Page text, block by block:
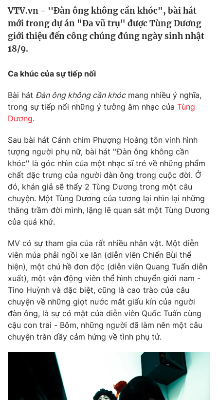
Thế giới
Tin tức
Thế giới đó đây
Câu chuyện quốc tế
Kinh tế
Góc doanh nghiệp
Dữ liệu và đời sống
Truyền hình
Phim VTV
Hậu trường
Nhân vật
Khán giả
Giải sao mai
Điện ảnh
Âm nhạc
Sao
Đời sống
Du lịch
Làm đẹp
Chất lượng cuộc sống
Giáo dục
Tuyển sinh
Học trực tuyến
Công nghệ
Sản phẩm
Thị trường
Tư vấn
Giao lưu trực tuyến
Lịch phát sóng
Chuyên mục khác
Emagazine Podcast
Photo Infographic
Shorts video
VTV.vn - ''Đàn ông không cần khóc", bài hát
mới trong dự án "Đa vũ trụ" được Tùng Dương
giới thiệu đến công chúng đúng ngày sinh nhật
18/9.
Ca khúc của sự tiếp nối
Bài hát Đàn ông không cần khócmang nhiều ý nghĩa,
trong sự tiếp nối những ý tưởng âm nhạc của Tùng
Dương.
Sau bài hát Cánh chim Phượng Hoàng tôn vinh hình
tượng người phụ nữ, bài hát ''Đàn ông không cần
khóc'' là góc nhìn của một nhạc sĩ trẻ về những phẩm
chất đặc trưng của người đàn ông trong cuộc đời. Ở
đó, khán giả sẽ thấy 2 Tùng Dương trong một câu
chuyện. Một Tùng Dương của tương lại nhìn lại những
thăng trầm đời mình, lặng lẽ quan sát một Tùng Dương
của quá khứ.
MV có sự tham gia của rất nhiều nhân vật. Một diễn
viên múa phải ngồi xe lăn (diễn viên Chiến Bùi thể
hiện), một chú hề đơn độc (diễn viên Quang Tuấn diễn
xuất), một vận động viên thể hình chuyển giới nam -
Tino Huỳnh và đặc biệt, cũng là cao trào của câu
chuyện về những giọt nước mắt giấu kín của người
đàn ông, là sự có mặt của diễn viên Quốc Tuấn cùng
cậu con trai - Bôm, những người đã làm nên một câu
chuyện tràn đầy cảm hứng về tình phụ tử.